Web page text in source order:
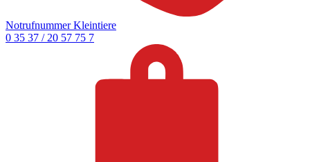
Notrufnummer Kleintiere
0 35 37 / 20 57 75 7